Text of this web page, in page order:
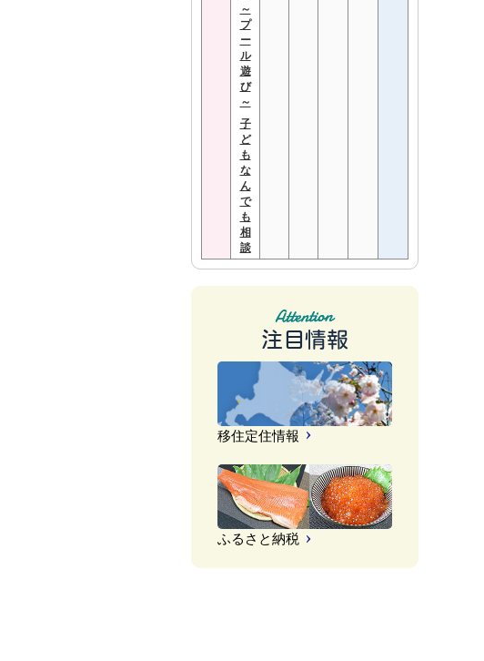
～
プ
ー
ル
遊
び
～
子
ど
も
な
ん
で
も
相
談
注目情報
移住定住情報
ふるさと納税